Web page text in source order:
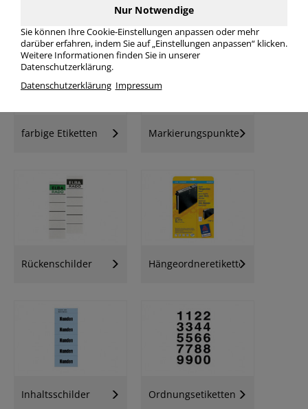
Folienetiketten
farbige Etiketten Markierungspunkte
Rückenschilder Hängeordneretiketten
Inhaltsschilder Ordnungsetiketten
Nur Notwendige
Sie können Ihre Cookie-Einstellungen anpassen oder mehr
darüber erfahren, indem Sie auf „Einstellungen anpassen“ klicken.
Weitere Informationen finden Sie in unserer
Datenschutzerklärung.
Datenschutzerklärung Impressum